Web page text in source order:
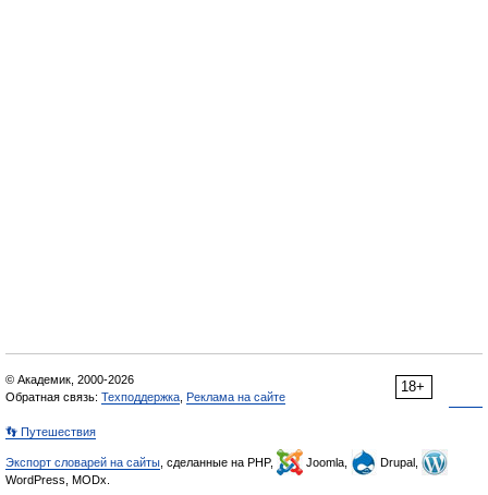
18+
© Академик, 2000-2026
Обратная связь: Техподдержка Реклама на сайте
👣 Путешествия
Экспорт словарей на сайты , сделанные на PHP, Joomla,
Drupal,
WordPress, MODx.